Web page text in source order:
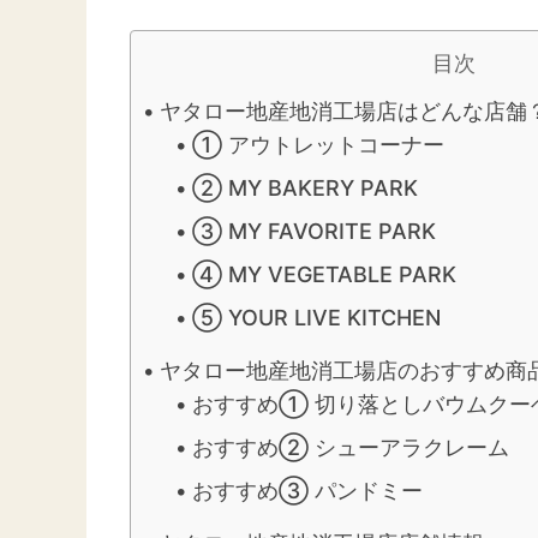
目次
ヤタロー地産地消工場店はどんな店舗
① アウトレットコーナー
② MY BAKERY PARK
③ MY FAVORITE PARK
④ MY VEGETABLE PARK
⑤ YOUR LIVE KITCHEN
ヤタロー地産地消工場店のおすすめ商
おすすめ① 切り落としバウムクー
おすすめ② シューアラクレーム
おすすめ③ パンドミー